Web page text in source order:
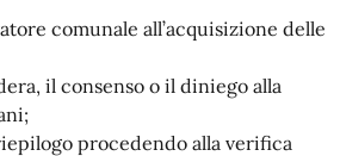
comunale all’acquisizione delle
il consenso o il diniego alla
procedendo alla verifica